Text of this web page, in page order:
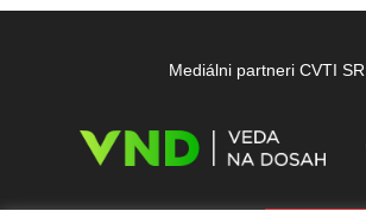
Mediálni partneri CVTI SR